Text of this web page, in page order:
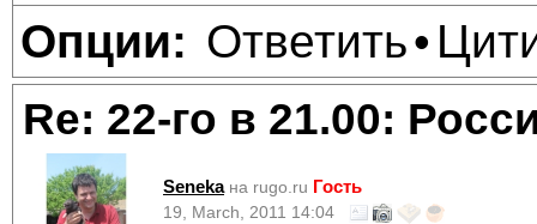
Опции: Ответить•
Re: 22-го в 21.00:
Seneka на rugo.ru Гость
19, March, 2011 14:04